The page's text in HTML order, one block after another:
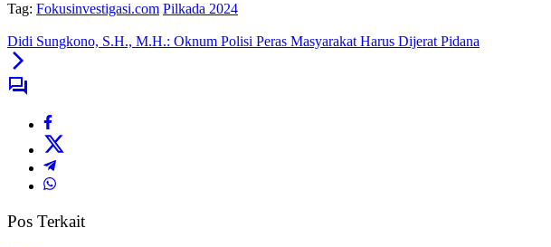
Tag: Fokusinvestigasi.com Pilkada 2024
Didi Sungkono, S.H., M.H.: Oknum Polisi Peras Masyarakat Harus Dijerat Pidana
Pos Terkait